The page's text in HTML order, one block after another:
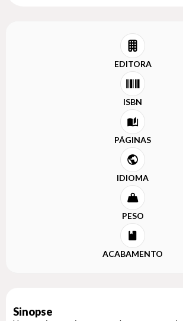
EDITORA
ISBN
PÁGINAS
IDIOMA
PESO
ACABAMENTO
Sinopse